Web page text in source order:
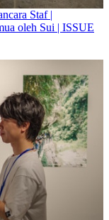
Staf |
oleh Sui | ISSUE